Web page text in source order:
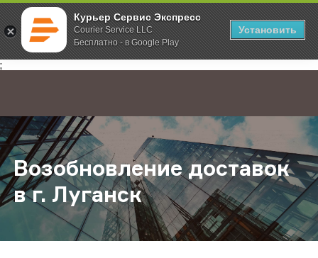
Курьер Сервис Экспресс
Courier Service LLC
Бесплатно - в Google Play
Установить
;
Главная О компании Новости Возобновление доставок в г.
Возобновление доставок
в г. Луганск